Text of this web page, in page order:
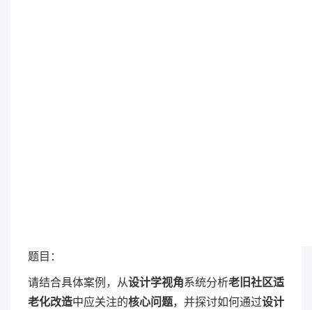
题目：
请结合具体案例，从设计学视角系统分析老旧社区适
老化改造中应关注的核心问题，并探讨如何通过设计